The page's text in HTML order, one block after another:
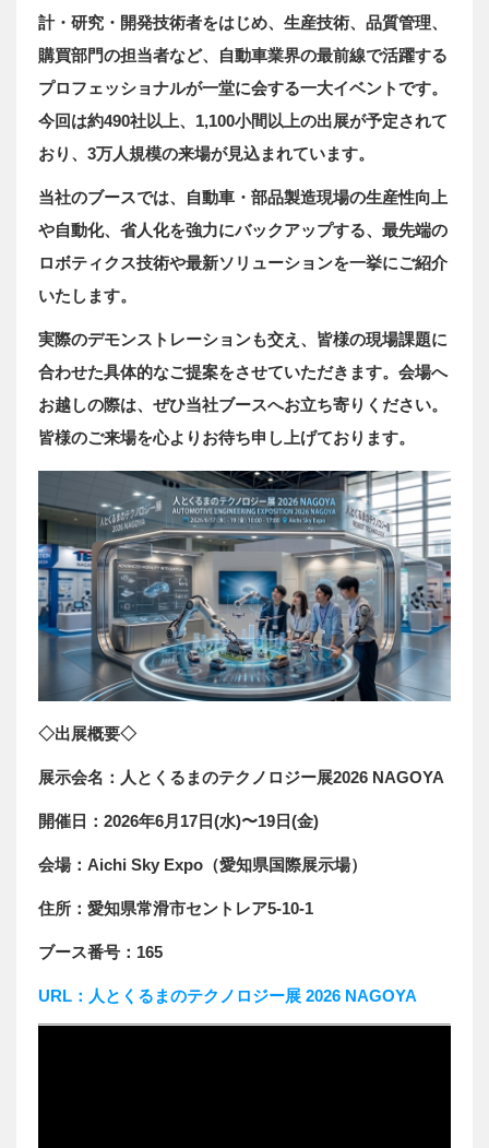
計・研究・開発技術者をはじめ、生産技術、品質管理、
購買部門の担当者など、自動車業界の最前線で活躍する
プロフェッショナルが一堂に会する一大イベントです。
今回は約490社以上、1,100小間以上の出展が予定されて
おり、3万人規模の来場が見込まれています。
当社のブースでは、自動車・部品製造現場の生産性向上
や自動化、省人化を強力にバックアップする、最先端の
ロボティクス技術や最新ソリューションを一挙にご紹介
いたします。
実際のデモンストレーションも交え、皆様の現場課題に
合わせた具体的なご提案をさせていただきます。会場へ
お越しの際は、ぜひ当社ブースへお立ち寄りください。
皆様のご来場を心よりお待ち申し上げております。
◇出展概要◇
展示会名：人とくるまのテクノロジー展2026 NAGOYA
開催日：2026年6月17日(水)〜19日(金)
会場：Aichi Sky Expo（愛知県国際展示場）
住所：愛知県常滑市セントレア5-10-1
ブース番号：165
URL：人とくるまのテクノロジー展 2026 NAGOYA